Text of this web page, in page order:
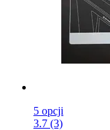
5 opcji
3.7 (3)